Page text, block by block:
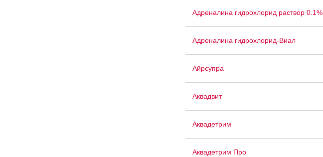
Адреналина гидрохлорид раствор 0.1%
Адреналина гидрохлорид-Виал
Айрсупра
Аквадвит
Аквадетрим
Аквадетрим Про